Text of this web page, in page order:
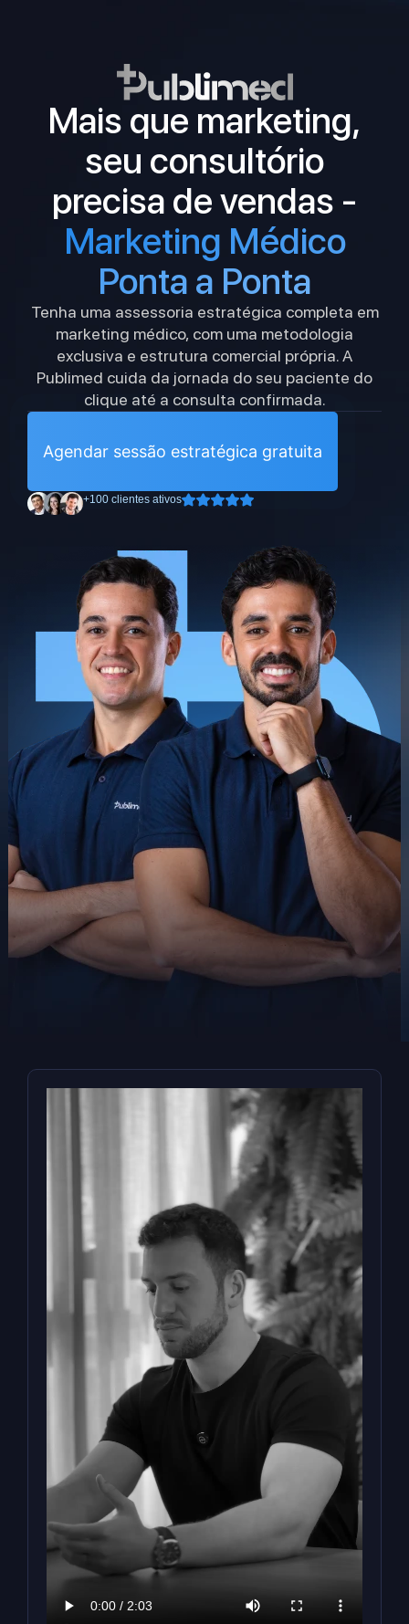
Mais que marketing,
seu consultório
precisa de vendas -
Marketing Médico
Ponta a Ponta
Tenha uma assessoria estratégica completa em
marketing médico, com uma metodologia
exclusiva e estrutura comercial própria. A
Publimed cuida da jornada do seu paciente do
clique até a consulta confirmada.
Agendar sessão estratégica gratuita
+100 clientes ativos